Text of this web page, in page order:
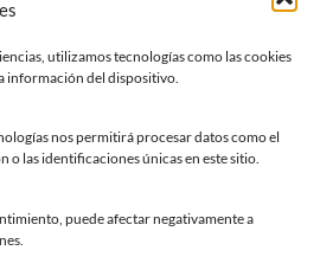
utilizamos tecnologías como las cookies
información del dispositivo.
nos permitirá procesar datos como el
o las identificaciones únicas en este sitio.
puede afectar negativamente a
y contacto
de interés
Chatbot Siero
de Siero